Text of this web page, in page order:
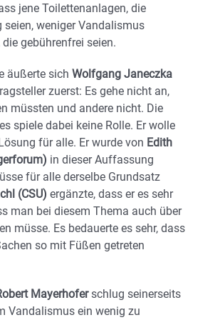
jene Toilettenanlagen, die
weniger Vandalismus
gebührenfrei seien.
äußerte sich Wolfgang Janeczka
zuerst: Es gehe nicht an,
müssten und andere nicht. Die
spiele dabei keine Rolle. Er wolle
für alle. Er wurde von Edith
in dieser Auffassung
für alle derselbe Grundsatz
(CSU) ergänzte, dass er es sehr
man bei diesem Thema auch über
müsse. Es bedauerte es sehr, dass
so mit Füßen getreten
Mayerhoferschlug seinerseits
Vandalismus ein wenig zu